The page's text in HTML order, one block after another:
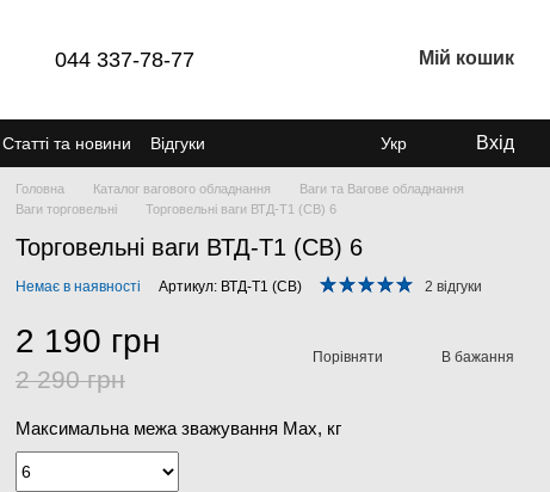
044 337-78-77 Мій кошик
Статті та новини
Відгуки
Укр Вхід
Головна Каталог вагового обладнання
Ваги та Вагове обладнання
Ваги торговельні
Торговельні ваги ВТД-Т1 (СВ) 6
Торговельні ваги ВТД-Т1 (СВ) 6
Немає в наявності Артикул: ВТД-Т1 (СВ) 2 відгуки
2 190 грн
2 290 грн
Порівняти В бажання
Максимальна межа зважування Мах, кг